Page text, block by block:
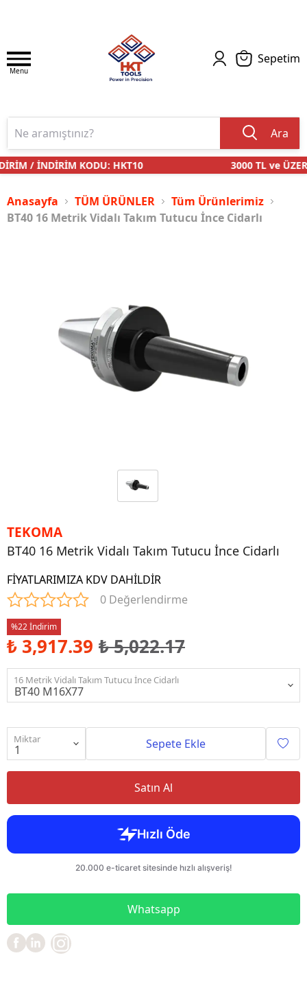
Menu
Sepetim
Ara
/ İNDİRİM KODU: HKT10 3000 TL ve ÜZERİ
Anasayfa TÜM ÜRÜNLER
Tüm Ürünlerimiz
BT40 16 Metrik Vidalı Takım Tutucu İnce Cidarlı
TEKOMA
BT40 16 Metrik Vidalı Takım Tutucu İnce Cidarlı
FİYATLARIMIZA KDV DAHİLDİR
0 Değerlendirme
%22 İndirim
₺ 3,917.39 ₺ 5,022.17
16 Metrik Vidalı Takım Tutucu İnce Cidarlı
Miktar Sepete Ekle
Satın Al
Whatsapp